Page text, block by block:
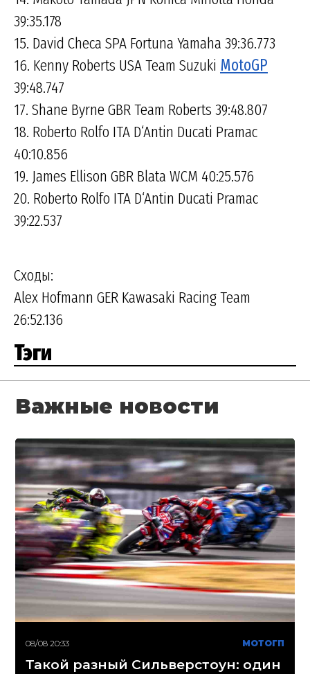
39:35.178
15. David Checa SPA Fortuna Yamaha 39:36.773
16. Kenny Roberts USA Team Suzuki MotoGP
39:48.747
17. Shane Byrne GBR Team Roberts 39:48.807
18. Roberto Rolfo ITA D‘Antin Ducati Pramac
40:10.856
19. James Ellison GBR Blata WCM 40:25.576
20. Roberto Rolfo ITA D‘Antin Ducati Pramac
39:22.537
Сходы:
Alex Hofmann GER Kawasaki Racing Team
26:52.136
Тэги
Важные новости
08/08 20:33 МОТОГП
Такой разный Сильверстоун: один